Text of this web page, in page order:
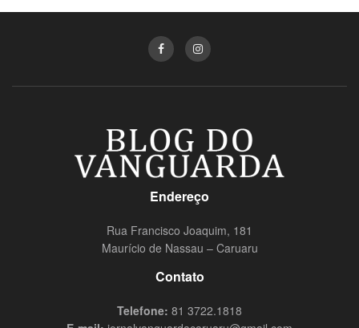
Endereço
Rua Francisco Joaquim, 181
Maurício de Nassau – Caruaru
Contato
Telefone: 81 3722.1818